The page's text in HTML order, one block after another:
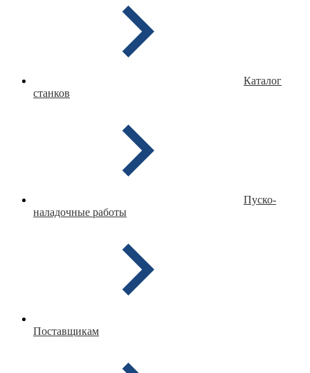
Каталог
станков
Пуско-
наладочные работы
Поставщикам